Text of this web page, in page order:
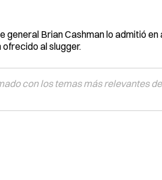
general Brian Cashman lo admitió
al slugger.
con los temas más relevantes